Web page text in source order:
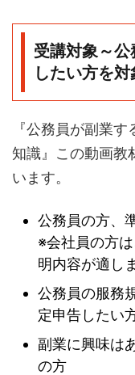
受講対象～
したい方を
『公務員が副業
知識』この動画教
います。
公務員の方、
※会社員の方
明内容が適し
公務員の服務
定申告したい
副業に興味は
の方